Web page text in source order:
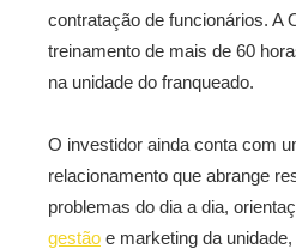
contratação de funcionários. A
treinamento de mais de 60
na unidade do franqueado.
O investidor ainda conta com
relacionamento que abrange
problemas do dia a dia,
gestão e marketing da